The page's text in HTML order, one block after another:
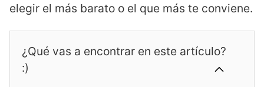
elegir el más barato o el que más te conviene.
¿Qué vas a encontrar en este artículo?
:)